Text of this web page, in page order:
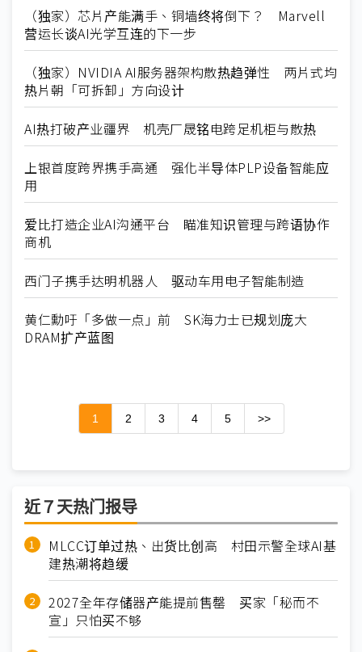
（独家）芯片产能满手、铜墙终将倒下？ Marvell
营运长谈AI光学互连的下一步
（独家）NVIDIA AI服务器架构散热趋弹性 两片式均
热片朝「可拆卸」方向设计
AI热打破产业疆界 机壳厂晟铭电跨足机柜与散热
上银首度跨界携手高通 强化半导体PLP设备智能应
用
爱比打造企业AI沟通平台 瞄准知识管理与跨语协作
商机
西门子携手达明机器人 驱动车用电子智能制造
黄仁勳吁「多做一点」前 SK海力士已规划庞大
DRAM扩产蓝图
1 2 3 4 5 >>
近７天热门报导
MLCC订单过热、出货比创高 村田示警全球AI基
建热潮将趋缓
2027全年存储器产能提前售罄 买家「秘而不
宣」只怕买不够